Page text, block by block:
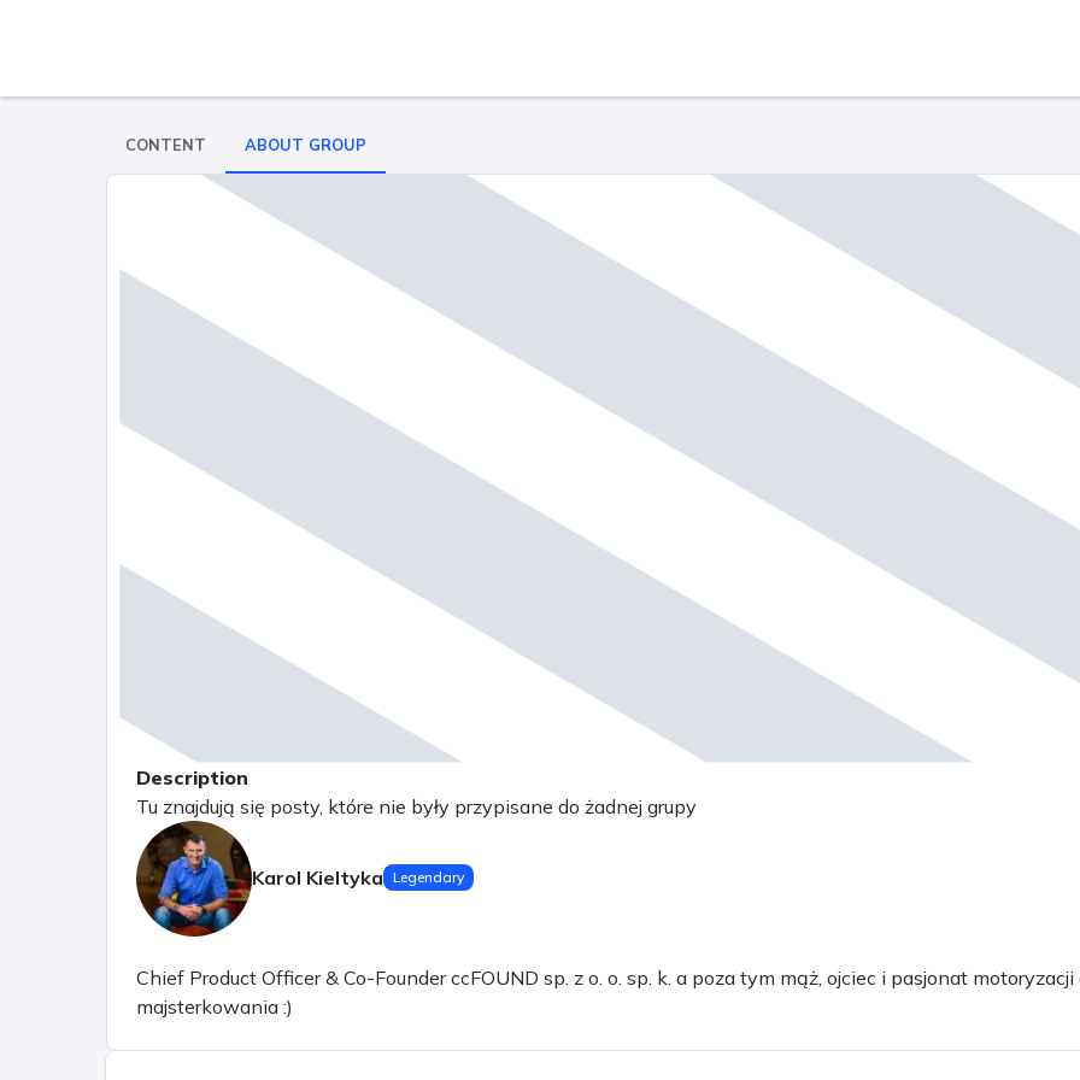
CONTENT ABOUT GROUP
Description
Tu znajdują się posty, które nie były przypisane do żadnej grupy
Karol Kieltyka Legendary
Chief Product Officer & Co-Founder ccFOUND sp. z o. o. sp. k. a poza tym mąż, ojciec i pasjonat motoryzacji
majsterkowania :)